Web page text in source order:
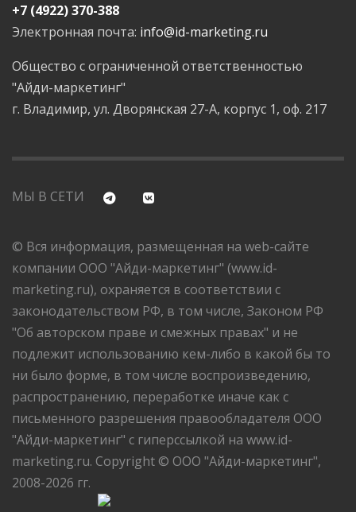
+7 (4922) 370-388
Электронная почта: info@id-marketing.ru
Общество с ограниченной ответственностью
"Айди-маркетинг"
г. Владимир, ул. Дворянская 27-А, корпус 1, оф. 217
МЫ В СЕТИ
© Вся информация, размещенная на web-сайте
компании ООО "Айди-маркетинг" (www.id-
marketing.ru), охраняется в соответствии с
законодательством РФ, в том числе, Законом РФ
"Об авторском праве и смежных правах" и не
подлежит использованию кем-либо в какой бы то
ни было форме, в том числе воспроизведению,
распространению, переработке иначе как с
письменного разрешения правообладателя ООО
"Айди-маркетинг" с гиперссылкой на www.id-
marketing.ru. Copyright © ООО "Айди-маркетинг",
2008-2026 гг.